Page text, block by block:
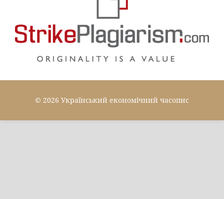
© 2026 Український економічний часопис